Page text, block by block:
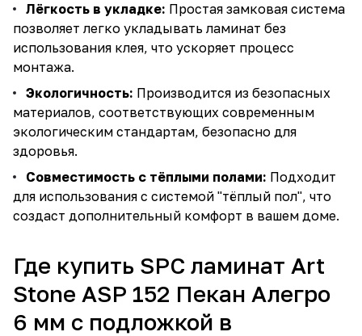
Лёгкость в укладке: Простая замковая система
позволяет легко укладывать ламинат без
использования клея, что ускоряет процесс
монтажа.
Экологичность: Производится из безопасных
материалов, соответствующих современным
экологическим стандартам, безопасно для
здоровья.
Совместимость с тёплыми полами: Подходит
для использования с системой "тёплый пол", что
создаст дополнительный комфорт в вашем доме.
Где купить SPC ламинат Art
Stone ASP 152 Пекан Алегро
6 мм с подложкой в